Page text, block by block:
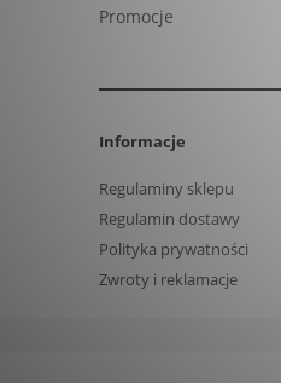
Promocje
Informacje
Regulaminy sklepu
Regulamin dostawy
Polityka prywatności
Zwroty i reklamacje